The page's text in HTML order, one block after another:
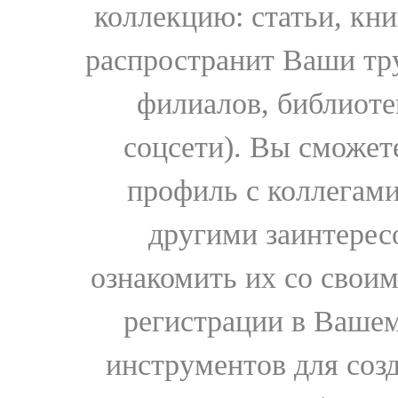
коллекцию: статьи,
распространит Ваши
филиалов,
соцсети). Вы
профиль с
другими
ознакомить их со
регистрации в
инструментов для